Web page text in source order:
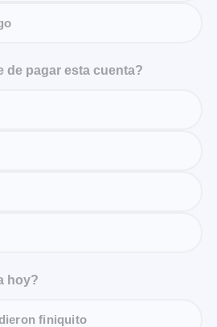
de pagar esta cuenta?
hoy?
finiquito